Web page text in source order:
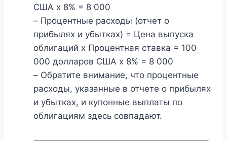
США x 8% = 8 000
– Процентные расходы (отчет о
прибылях и убытках) = Цена выпуска
облигаций x Процентная ставка = 100
000 долларов США x 8% = 8 000
– Обратите внимание, что процентные
расходы, указанные в отчете о прибылях
и убытках, и купонные выплаты по
облигациям здесь совпадают.